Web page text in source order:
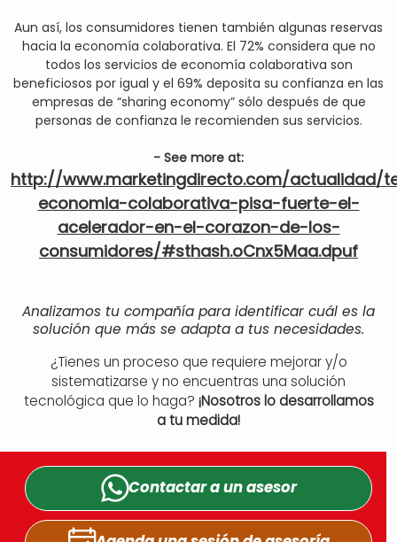
Aun así, los consumidores tienen también algunas reservas
hacia la economía colaborativa. El 72% considera que no
todos los servicios de economía colaborativa son
beneficiosos por igual y el 69% deposita su confianza en las
empresas de “sharing economy” sólo después de que
personas de confianza le recomienden sus servicios.
- See more at:
http://www.marketingdirecto.com/actualidad/
economia-colaborativa-pisa-fuerte-el-
acelerador-en-el-corazon-de-los-
consumidores/#sthash.oCnx5Maa.dpuf
Analizamos tu compañía para identificar cuál es la
solución que más se adapta a tus necesidades.
¿Tienes un proceso que requiere mejorar y/o
sistematizarse y no encuentras una solución
tecnológica que lo haga? ¡Nosotros lo desarrollamos
a tu medida!
Contactar a unasesor